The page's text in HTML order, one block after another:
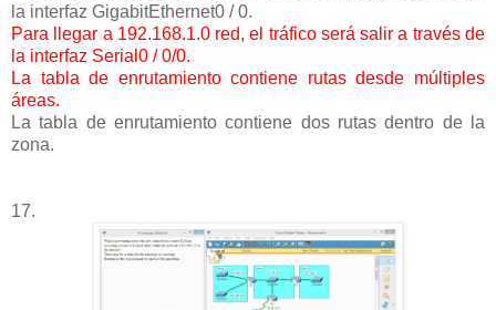
la interfaz GigabitEthernet0 / 0.
Para llegar a 192.168.1.0 red, el tráfico será salir a través de
la interfaz Serial0 / 0/0.
La tabla de enrutamiento contiene rutas desde múltiples
áreas.
La tabla de enrutamiento contiene dos rutas dentro de la
zona.
17.